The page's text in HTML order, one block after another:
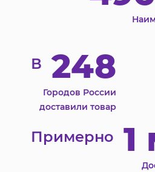
В 248
Городов России
доставили товар
Примерно 1